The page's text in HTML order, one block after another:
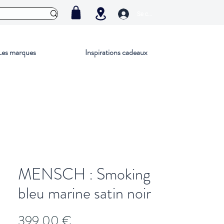
marques Inspirations cadeaux
MENSCH : Smoking
bleu marine satin noir